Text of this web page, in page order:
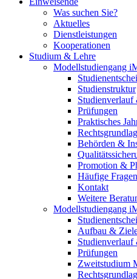
Was suchen Sie?
Aktuelles
Dienstleistungen
Kooperationen
Studium & Lehre
Modellstudiengang
Studienstruktur
Studienverlauf
Prüfungen
Praktisches
Behörden &
Promotion &
Häufige
Kontakt
Weitere
Modellstudiengang
Aufbau &
Studienverlauf
Prüfungen
Zweitstudium